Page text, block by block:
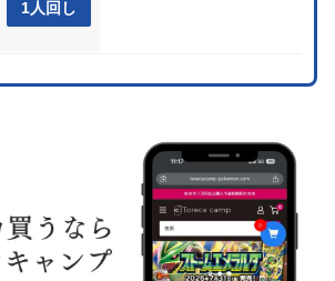
1人回し